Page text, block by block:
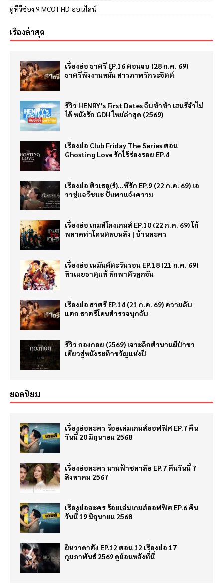
ดูทีวีช่อง 9 MCOT HD ออนไลน์
เรื่องล่าสุด
เรื่องย่อ ธาตรี EP.16 ตอนจบ (28 ก.ค. 69)
ธาตรีพังงานหมั้น สารภาพรักระจิตต์
รีวิว HENRY’s First Dates จีบซ้ำซ้ำ เฮนรี่จำไม่
ได้ หนังรัก GDH ใหม่ล่าสุด (2569)
เรื่องย่อ Club Friday The Series ตอน
Ghosting Love รักไร้ร่องรอย EP.4
เรื่องย่อ ติวเธอ(ร์)…ที่รัก EP.9 (22 ก.ค. 69) เอ
วาขู่แฉวีชนะ ปั้นพาแจ้งความ
เรื่องย่อ เกมส์โกงเกมส์ EP.10 (22 ก.ค. 69) โก้
พลาดท่าโดนตลบหลัง | บ้านละคร
เรื่องย่อ เหมันต์ตะวันรอน EP.18 (21 ก.ค. 69)
ทิวเผยธาตุแท้ ลักพาตัวลูกจัน
เรื่องย่อ ธาตรี EP.14 (21 ก.ค. 69) ความลับ
แตก ธาตรีโดนตำรวจบุกจับ
รีวิว กองกอย (2569) เจาะลึกตำนานผีป่าขา
เดียวสู่หนังระทึกขวัญแห่งปี
ยอดนิยม
เรื่องย่อละคร ร้อยเล่มเกมส์ออฟฟิศ EP.7 คืน
วันนี้ 20 มิถุนายน 2568
เรื่องย่อละคร น่านฟ้าชลาลัย EP.7 คืนวันนี้ 7
สิงหาคม 2567
เรื่องย่อละคร ร้อยเล่มเกมส์ออฟฟิศ EP.6 คืน
วันนี้ 19 มิถุนายน 2568
ยิหวาดาตัง EP.12 ตอน 12 เรื่องย่อ 17
กุมภาพันธ์ 2569 ดูย้อนหลังที่นี่